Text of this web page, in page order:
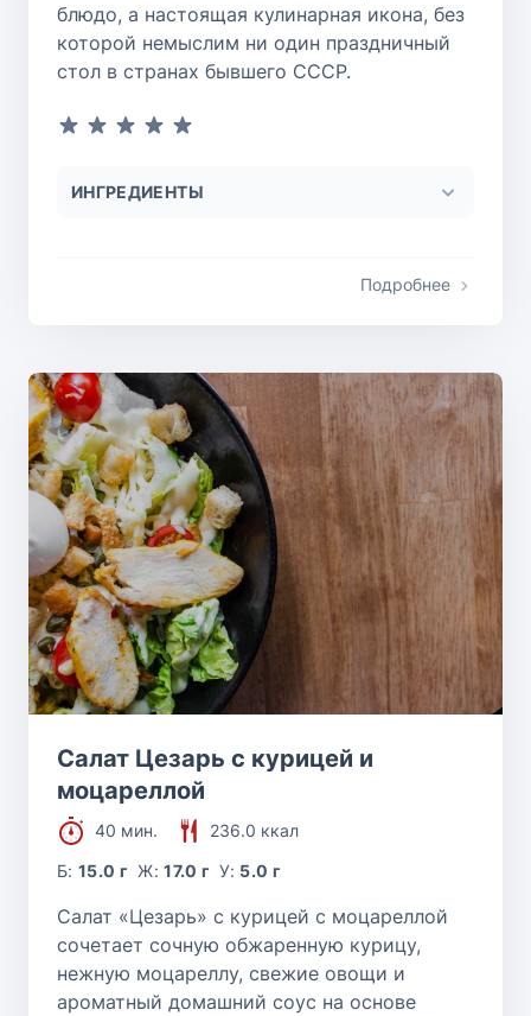
блюдо, а настоящая кулинарная икона, без
которой немыслим ни один праздничный
стол в странах бывшего СССР.
ИНГРЕДИЕНТЫ
Подробнее
Салат Цезарь с курицей и
моцареллой
40 мин.
236.0 ккал
Б:15.0 г Ж:17.0 г У: 5.0 г
Салат «Цезарь» с курицей с моцареллой
сочетает сочную обжаренную курицу,
нежную моцареллу, свежие овощи и
ароматный домашний соус на основе